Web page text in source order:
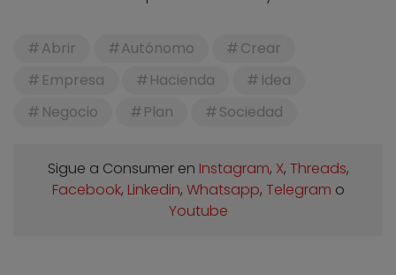
Abrir Autónomo
Crear
Empresa
Hacienda
Idea
Negocio
Plan Sociedad
Sigue a Consumer en Instagram, X, Threads,
Facebook, Linkedin, Whatsapp, Telegram o
Youtube